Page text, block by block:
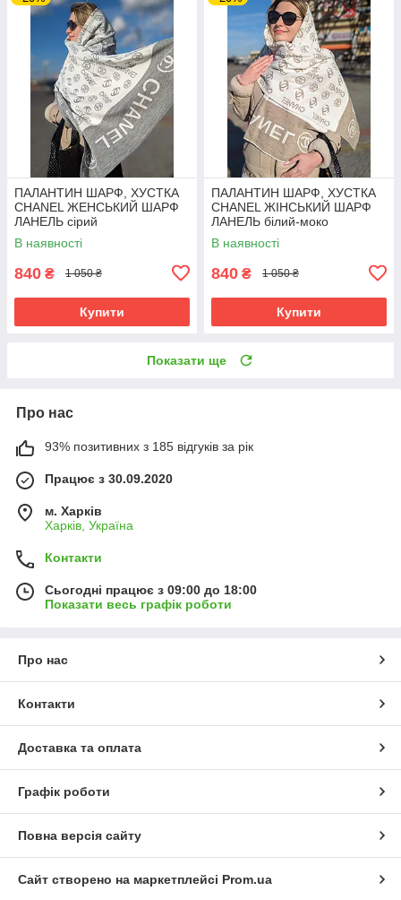
ПАЛАНТИН ШАРФ, ХУСТКА
CHANEL ЖЕНСЬКИЙ ШАРФ
ЛАНЕЛЬ сірий
В наявності
840 ₴ 1 050 ₴
Купити
ПАЛАНТИН ШАРФ, ХУСТКА
CHANEL ЖІНСЬКИЙ ШАРФ
ЛАНЕЛЬ білий-моко
В наявності
840 ₴ 1 050 ₴
Купити
Показати ще
Про нас
93% позитивних з 185 відгуків за рік
Працює з 30.09.2020
м. Харків
Харків, Україна
Контакти
Сьогодні працює з 09:00 до 18:00
Показати весь графік роботи
Про нас
Контакти
Доставка та оплата
Графік роботи
Повна версія сайту
Сайт створено на маркетплейсі Prom.ua